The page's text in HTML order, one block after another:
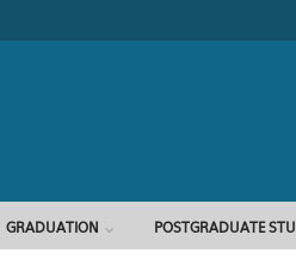
GRADUATION POSTGRADUATE